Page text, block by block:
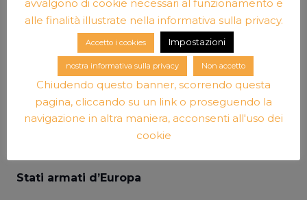
sicurezza
Il caso Polonia e il futuro dell’Unione Europea
Voi G20 noi il futuro
Stati armati d’Europa
avvalgono di cookie necessari al funzionamento e
alle finalità illustrate nella informativa sulla privacy.
Accetto i cookies Impostazioni
nostra informativa sulla privacy Non accetto
Chiudendo questo banner, scorrendo questa
pagina, cliccando su un link o proseguendo la
navigazione in altra maniera, acconsenti all'uso dei
cookie